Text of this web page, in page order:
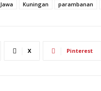
Jawa Kuningan parambanan
X Pinterest